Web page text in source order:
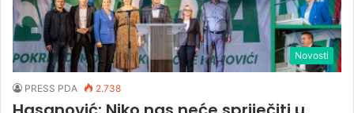
Novosti
PRESS PDA 2.738